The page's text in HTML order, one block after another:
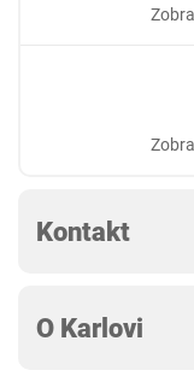
Kontakt
O Karlovi